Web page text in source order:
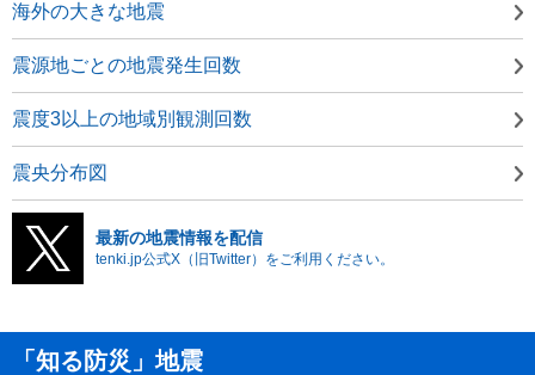
海外の大きな地震
震源地ごとの地震発生回数
震度3以上の地域別観測回数
震央分布図
最新の地震情報を配信
tenki.jp公式X（旧Twitter）をご利用ください。
「知る防災」地震